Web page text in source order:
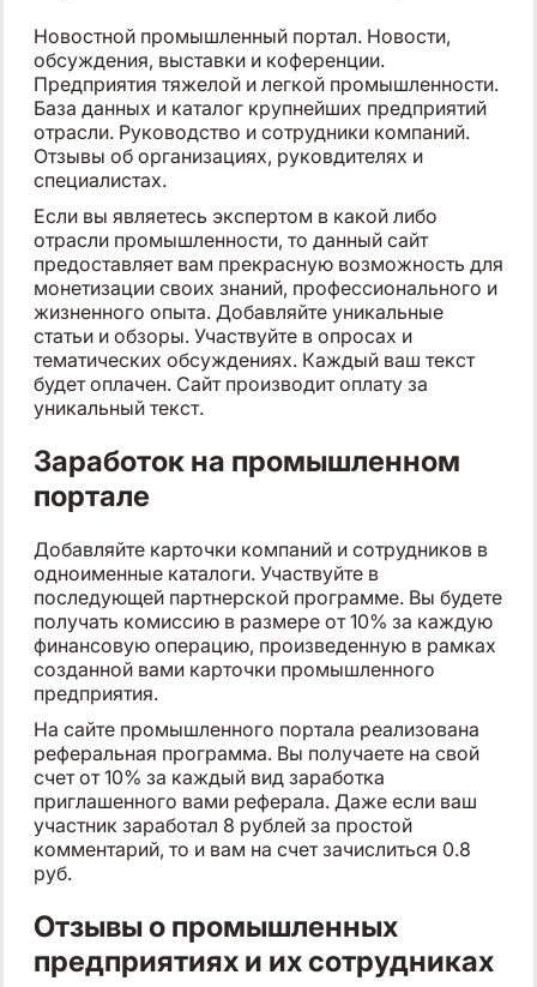
Новостной промышленный портал. Новости,
обсуждения, выставки и коференции.
Предприятия тяжелой и легкой промышленности.
База данных и каталог крупнейших предприятий
отрасли. Руководство и сотрудники компаний.
Отзывы об организациях, руковдителях и
специалистах.
Если вы являетесь экспертом в какой либо
отрасли промышленности, то данный сайт
предоставляет вам прекрасную возможность для
монетизации своих знаний, профессионального и
жизненного опыта. Добавляйте уникальные
статьи и обзоры. Участвуйте в опросах и
тематических обсуждениях. Каждый ваш текст
будет оплачен. Сайт производит оплату за
уникальный текст.
Заработок на промышленном
портале
Добавляйте карточки компаний и сотрудников в
одноименные каталоги. Участвуйте в
последующей партнерской программе. Вы будете
получать комиссию в размере от 10% за каждую
финансовую операцию, произведенную в рамках
созданной вами карточки промышленного
предприятия.
На сайте промышленного портала реализована
реферальная программа. Вы получаете на свой
счет от 10% за каждый вид заработка
приглашенного вами реферала. Даже если ваш
участник заработал 8 рублей за простой
комментарий, то и вам на счет зачислиться 0.8
руб.
Отзывы о промышленных
предприятиях и их сотрудниках